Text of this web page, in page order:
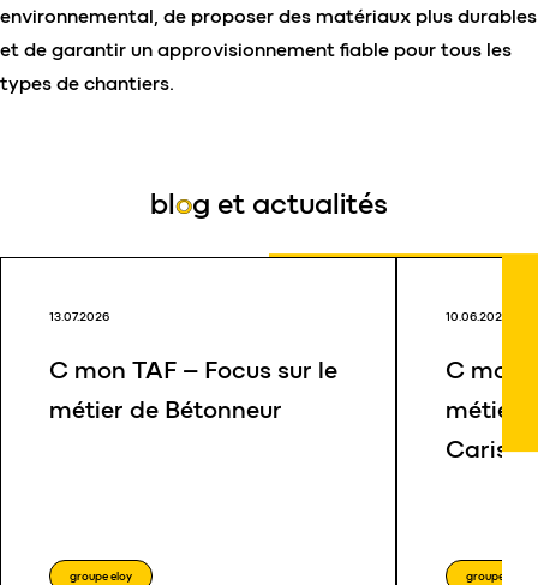
environnemental, de proposer des matériaux plus durables
et de garantir un approvisionnement fiable pour tous les
types de chantiers.
écocentre Bierset
blog et actualités
13.07.2026
C mon TAF – Focus sur le
métier de Bétonneur
groupe eloy
10.06.2026
C mon
métier
Cariste
groupe eloy